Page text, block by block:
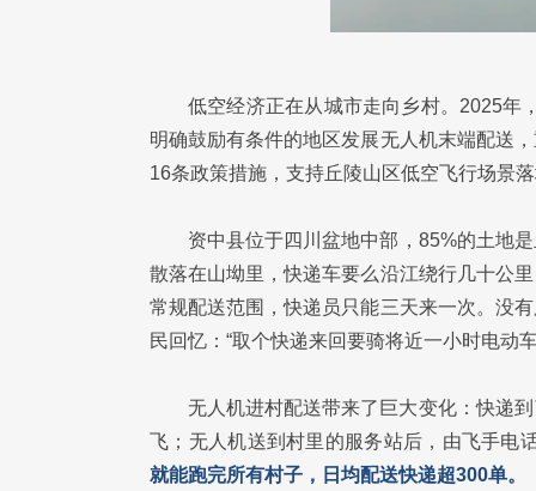
低空经济正在从城市走向乡村。2025年
明确鼓励有条件的地区发展无人机末端配送
16条政策措施，支持丘陵山区低空飞行场景
资中县位于四川盆地中部，85%的土地
散落在山坳里，快递车要么沿江绕行几十公
常规配送范围，快递员只能三天来一次。没
民回忆：“取个快递来回要骑将近一小时电动
无人机进村配送带来了巨大变化：快递
飞；无人机送到村里的服务站后，由飞手电
就能跑完所有村子，日均配送快递超300单。